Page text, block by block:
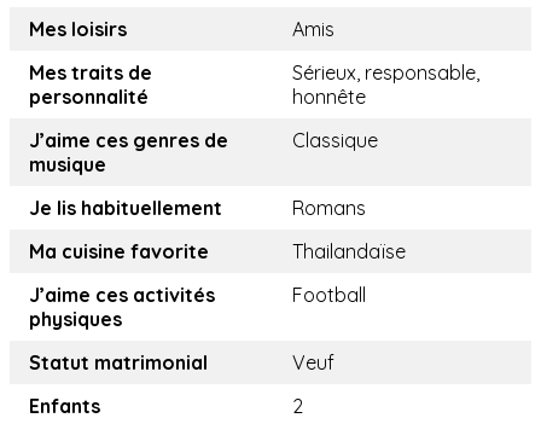
Mes loisirs
Amis
Mes traits de
personnalité
Sérieux, responsable,
honnête
J’aime ces genres de
musique
Classique
Je lis habituellement
Romans
Ma cuisine favorite
Thailandaïse
J’aime ces activités
physiques
Football
Statut matrimonial
Veuf
Enfants
2